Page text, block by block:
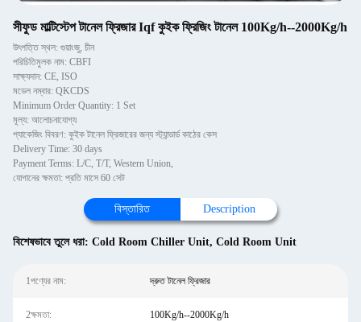
সীফুড মাল্টিস্টেপ টানেল ফ্রিজার Iqf কুইক ফ্রিজিং টানেল 100Kg/h--2000Kg/h
উৎপত্তি স্থল: গুয়াংজু, চীন
পরিচিতিমুলক নাম: CBFI
সাক্ষ্যদান: CE, ISO
মডেল নম্বার: QKCDS
Minimum Order Quantity: 1 Set
মূল্য: আলোচনাযোগ্য
প্যাকেজিং বিবরণ: কুইক টানেল ফ্রিজারের জন্য স্ট্যান্ডার্ড কাঠের কেস
Delivery Time: 30 days
Payment Terms: L/C, T/T, Western Union,
যোগানের ক্ষমতা: প্রতি মাসে 60 সেট
বিস্তারিত Description
বিশেষভাবে তুলে ধরা: Cold Room Chiller Unit, Cold Room Unit
1পণ্যের নাম: দ্রুত টানেল ফ্রিজার
2ক্ষমতা: 100Kg/h--2000Kg/h